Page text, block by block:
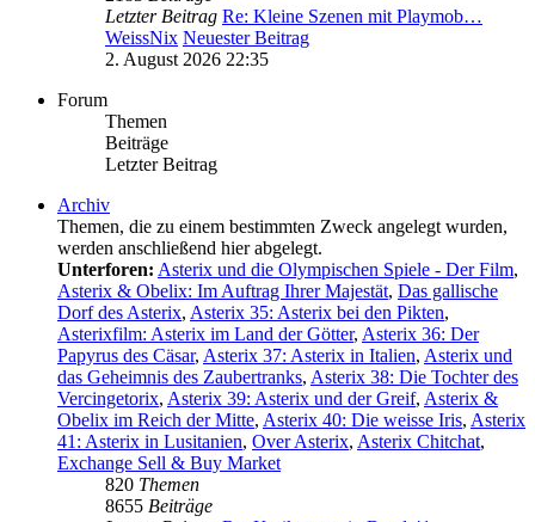
Letzter Beitrag Re: Kleine Szenen mit Playmob…
WeissNix Neuester Beitrag
2. August 2026 22:35
Forum
Themen
Beiträge
Letzter Beitrag
Archiv
Themen, die zu einem bestimmten Zweck angelegt wurden,
werden anschließend hier abgelegt.
Unterforen: Asterix und die Olympischen Spiele - Der Film,
Asterix & Obelix: Im Auftrag Ihrer Majestät, Das gallische
Dorf des Asterix, Asterix 35: Asterix bei den Pikten,
Asterixfilm: Asterix im Land der Götter, Asterix 36: Der
Papyrus des Cäsar, Asterix 37: Asterix in Italien, Asterix und
das Geheimnis des Zaubertranks, Asterix 38: Die Tochter des
Vercingetorix, Asterix 39: Asterix und der Greif, Asterix &
Obelix im Reich der Mitte, Asterix 40: Die weisse Iris, Asterix
41: Asterix in Lusitanien, Over Asterix, Asterix Chitchat,
Exchange Sell & Buy Market
820 Themen
8655 Beiträge